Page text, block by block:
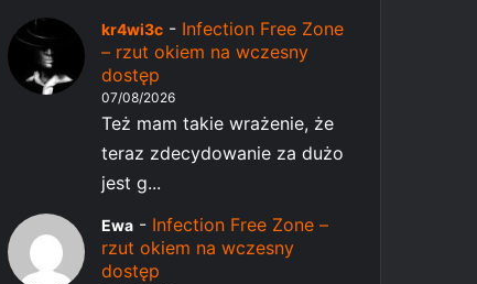
kr4wi3c - Infection Free Zone
– rzut okiem na wczesny
dostęp
07/08/2026
Też mam takie wrażenie, że
teraz zdecydowanie za dużo
jest g...
Ewa - Infection Free Zone –
rzut okiem na wczesny
dostęp